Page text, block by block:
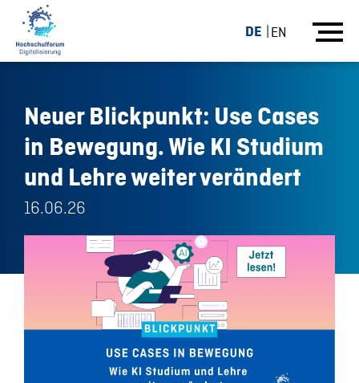
DE EN
Neuer Blickpunkt: Use Cases
in Bewegung. Wie KI Studium
und Lehre weiter verändert
16.06.26